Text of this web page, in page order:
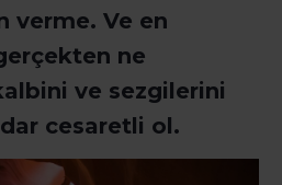
verme. Ve en
ne
ve sezgilerini
cesaretli ol.